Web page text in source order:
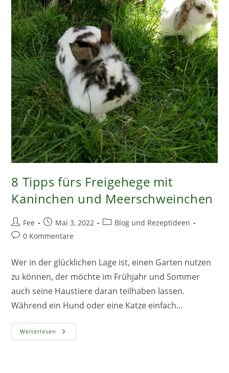
8 Tipps fürs Freigehege mit
Kaninchen und Meerschweinchen
Beitrags-
Autor:
Fee
Beitrag
veröffentlicht:
Mai 3, 2022
Beitrags-
Blog und Rezeptideen
Beitrags-
0 Kommentare
Wer in der glücklichen Lage ist, einen Garten nutzen
zu können, der möchte im Frühjahr und Sommer
auch seine Haustiere daran teilhaben lassen.
Während ein Hund oder eine Katze einfach…
Weiterlesen
Tipps